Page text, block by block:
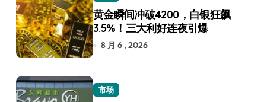
黄金瞬间冲破4200，白银狂飙
3.5%！三大利好连夜引爆
8 月 6 , 2026
市场